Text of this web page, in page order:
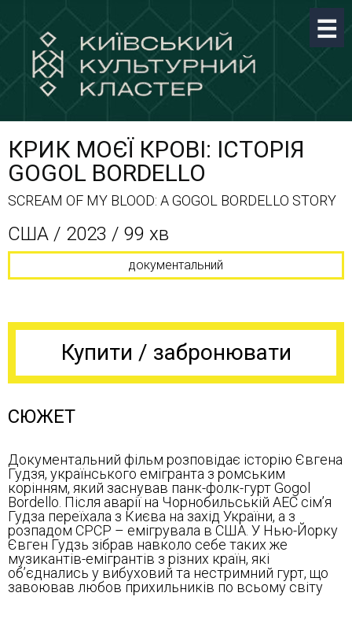
КРИК МОЄЇ КРОВІ: ІСТОРІЯ
GOGOL BORDELLO
SCREAM OF MY BLOOD: A GOGOL BORDELLO STORY
США / 2023 / 99 хв
документальний
Купити / забронювати
СЮЖЕТ
Документальний фільм розповідає історію Євгена
Гудзя, українського емігранта з ромським
корінням, який заснував панк-фолк-гурт Gogol
Bordello. Після аварії на Чорнобильській АЕС сім’я
Гудза переїхала з Києва на захід України, а з
розпадом СРСР – емігрувала в США. У Нью-Йорку
Євген Гудзь зібрав навколо себе таких же
музикантів-емігрантів з різних країн, які
об’єднались у вибуховий та нестримний гурт, що
завоював любов прихильників по всьому світу